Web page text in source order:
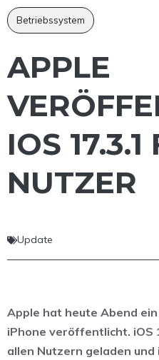
Betriebssystem
APPLE
IOS
NUTZER
Update
Apple hat heute Abend
iPhone veröffentlicht. iOS
allen Nutzern geladen